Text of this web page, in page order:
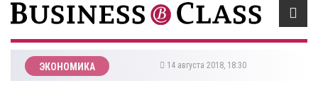
ЭКОНОМИКА 14 августа 2018, 18:30